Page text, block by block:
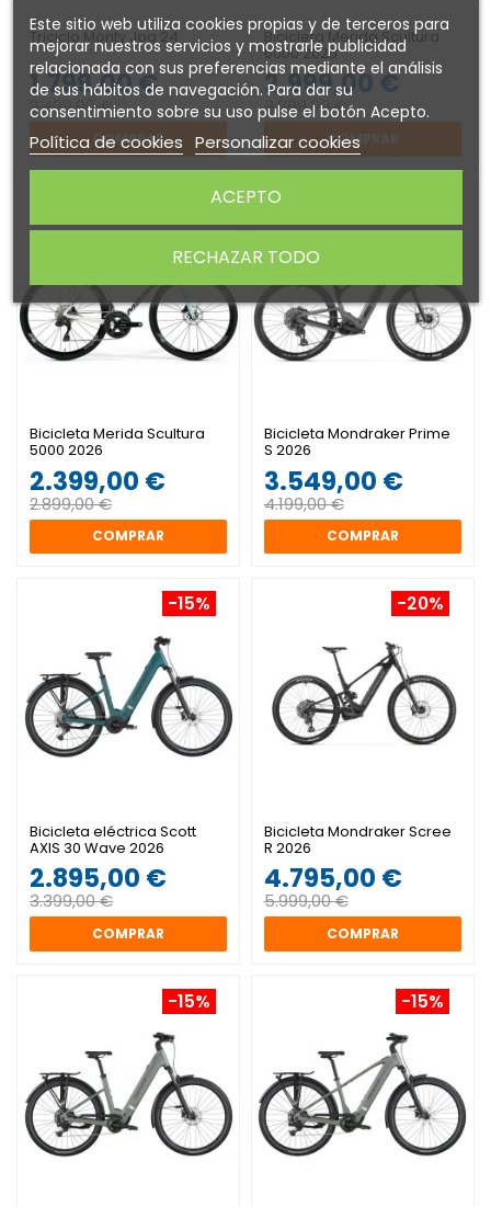
Triciclo Monty Jog 24
1.799,00 €
2.499,00 €
COMPRAR
Bicicleta Merida Scultura
6000 2026
2.999,00 €
3.899,00 €
COMPRAR
Bicicleta Merida Scultura
5000 2026
2.399,00 €
2.899,00 €
COMPRAR
Bicicleta Mondraker Prime
S 2026
3.549,00 €
4.199,00 €
COMPRAR
-15%
Bicicleta eléctrica Scott
AXIS 30 Wave 2026
2.895,00 €
3.399,00 €
COMPRAR
-20%
Bicicleta Mondraker Scree
R 2026
4.795,00 €
5.999,00 €
COMPRAR
-15% -15%
Este sitio web utiliza cookies propias y de terceros para
mejorar nuestros servicios y mostrarle publicidad
relacionada con sus preferencias mediante el análisis
de sus hábitos de navegación. Para dar su
consentimiento sobre su uso pulse el botón Acepto.
Política de cookies Personalizar cookies
RECHAZAR TODO
ACEPTO